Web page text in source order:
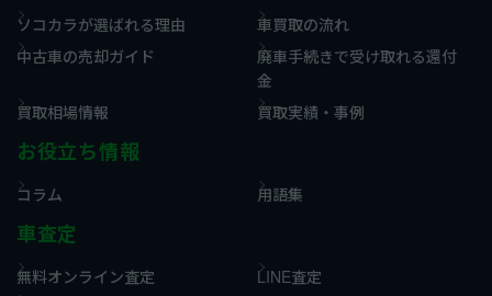
ソコカラが選ばれる理由
車買取の流れ
中古車の売却ガイド
廃車手続きで受け取れる還付
金
買取相場情報
買取実績・事例
お役立ち情報
コラム 用語集
車査定
無料オンライン査定
LINE査定